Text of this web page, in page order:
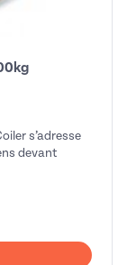
s’adresse
devant